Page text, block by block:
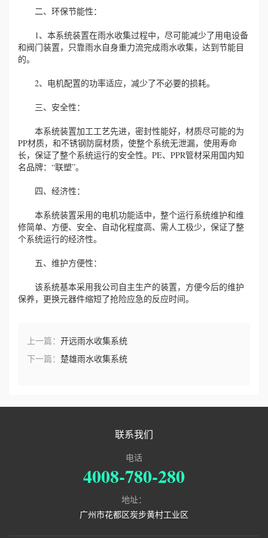
二、环保节能性：
1、本系统装置在雨水收集过程中，尽可能减少了用电设备
和阀门装置，只靠雨水自身重力流完成雨水收集，达到节能目
的。
2、电机配置的功率适应，减少了不必要的损耗。
三、安全性：
本系统装置加工工艺先进，密封性能好，材质尽可能的为
PP材质，和不锈钢防腐材质，使整个系统无泄漏，使用寿命
长，保证了整个系统运行的安全性。PE、PPR管材采用国内知
名品牌：“联塑”。
四、经济性：
本系统装置采用的电机功能适中，整个运行系统维护和维
修简单、方便、安全、自动化程度高、需人工极少，保证了整
个系统运行的经济性。
五、维护方便性：
该系统基本采用我公司自主生产的装置，方便今后的维护
保养，更换元器件缩短了抢险应急的反应时间。
上一篇： 开远雨水收集系统
下一篇： 楚雄雨水收集系统
联系我们
电话
4008-780-280
地址：
广州市花都区炭步黄村工业区